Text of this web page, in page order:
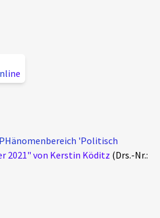
'Politisch
2021" von Kerstin Köditz (Drs.-Nr.: